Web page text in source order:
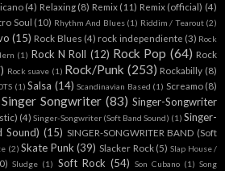
(4) Relaxing (8) Remix (11) Remix (official) (4)
Soul (10) Rhythm And Blues (1) Riddim / Tearout (2)
(15) Rock Blues (4) rock independiente (3) Rock
(1) Rock N Roll (12) Rock Pop (64) Rock
Rock suave (1) Rock/Punk (253) Rockabilly (8)
(1) Salsa (14) Scandinavian Based (1) Screamo (8)
Singer Songwriter (83) Singer-Songwriter
(4) Singer-Songwriter (Soft Band Sound) (1) Singer-
Sound) (15) SINGER-SONGWRITER BAND (Soft
(2) Skate Punk (39) Slacker Rock (5) Slap House /
Sludge (1) Soft Rock (54) Son Cubano (1) Song